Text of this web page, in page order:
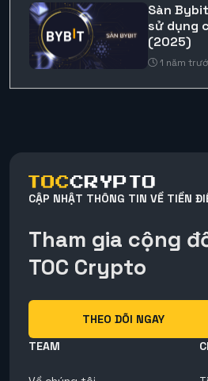
Sàn
sử dụng
(2025)
1 năm
CẬP NHẬT THÔNG TIN VỀ TIỀN
Tham gia cộng
TOC Crypto
THEO DÕI NGAY
TEAM